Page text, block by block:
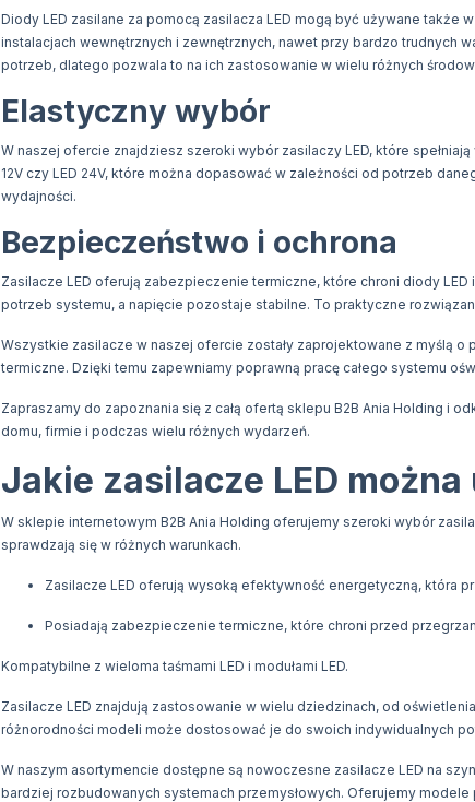
Diody LED zasilane za pomocą zasilacza LED mogą być używane
instalacjach wewnętrznych i zewnętrznych, nawet przy bardzo trudnych
potrzeb, dlatego pozwala to na ich zastosowanie w wielu różnych
Elastyczny wybór
W naszej ofercie znajdziesz szeroki wybór zasilaczy LED, które
12V czy LED 24V, które można dopasować w zależności od potrzeb
wydajności.
Bezpieczeństwo i ochrona
Zasilacze LED oferują zabezpieczenie termiczne, które chroni diody
potrzeb systemu, a napięcie pozostaje stabilne. To praktyczne
Wszystkie zasilacze w naszej ofercie zostały zaprojektowane z myślą
termiczne. Dzięki temu zapewniamy poprawną pracę całego systemu
Zapraszamy do zapoznania się z całą ofertą sklepu B2B Ania Holding i
domu, firmie i podczas wielu różnych wydarzeń.
Jakie zasilacze LED
W sklepie internetowym B2B Ania Holding oferujemy szeroki wybór
sprawdzają się w różnych warunkach.
Zasilacze LED oferują wysoką efektywność energetyczną, która
Posiadają zabezpieczenie termiczne, które chroni przed
Kompatybilne z wieloma taśmami LED i modułami LED.
Zasilacze LED znajdują zastosowanie w wielu dziedzinach, od
różnorodności modeli może dostosować je do swoich indywidualnych
W naszym asortymencie dostępne są nowoczesne zasilacze LED na
bardziej rozbudowanych systemach przemysłowych. Oferujemy